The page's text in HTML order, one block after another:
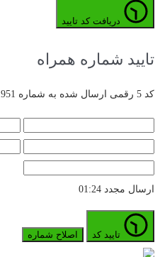
تایید شماره همراه
کد 5 رقمی ارسال شده به شماره 09016211951 را وارد کنید
ارسال مجدد 01:24
اصلاح شماره